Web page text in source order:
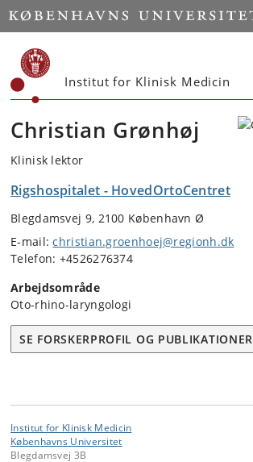
Start
Institut for Klinisk Medicin
Christian Grønhøj
Klinisk lektor
Rigshospitalet - HovedOrtoCentret
Blegdamsvej 9, 2100 København Ø
E-mail:christian.groenhoej@regionh.dk
Telefon: +4526276374
Arbejdsområde
Oto-rhino-laryngologi
SE FORSKERPROFIL OG PUBLIKATIONER
Institut for Klinisk Medicin
Københavns Universitet
Blegdamsvej 3B